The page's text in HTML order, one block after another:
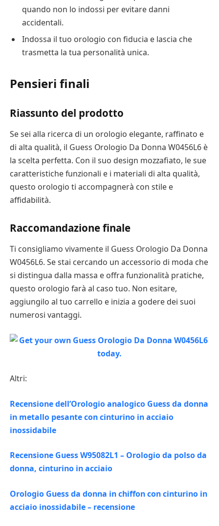
quando non lo indossi per evitare danni
accidentali.
Indossa il tuo orologio con fiducia e lascia che
trasmetta la tua personalità unica.
Pensieri finali
Riassunto del prodotto
Se sei alla ricerca di un orologio elegante, raffinato e
di alta qualità, il Guess Orologio Da Donna W0456L6 è
la scelta perfetta. Con il suo design mozzafiato, le sue
caratteristiche funzionali e i materiali di alta qualità,
questo orologio ti accompagnerà con stile e
affidabilità.
Raccomandazione finale
Ti consigliamo vivamente il Guess Orologio Da Donna
W0456L6. Se stai cercando un accessorio di moda che
si distingua dalla massa e offra funzionalità pratiche,
questo orologio farà al caso tuo. Non esitare,
aggiungilo al tuo carrello e inizia a godere dei suoi
numerosi vantaggi.
Altri:
Recensione dell’Orologio analogico Guess da donna
in metallo pesante con cinturino in acciaio
inossidabile
Recensione Guess W95082L1 – Orologio da polso da
donna, cinturino in acciaio
Orologio Guess da donna in chiffon con cinturino in
acciaio inossidabile – recensione